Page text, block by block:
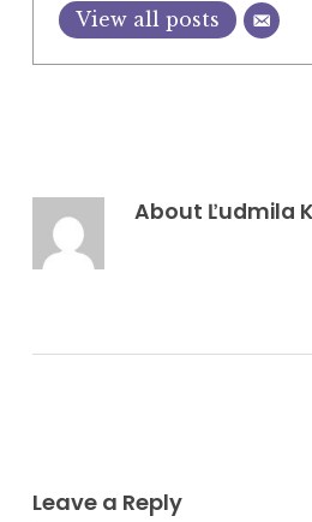
View all posts
About Ľudmila
Leave a Reply